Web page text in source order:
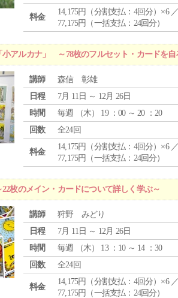
料金
14,175円（分割支払：4回分）×6
77,175円（一括支払：24回分）
アルカナ」 ～78枚のフルセット・カードを自
講師
森信 彰雄
日程
7月 11日 ～ 12月 26日
時間
毎週 （木） 19 ：00 ～ 20 ：20
回数
全24回
料金
14,175円（分割支払：4回分）×6
77,175円（一括支払：24回分）
枚のメイン・カードについて詳しく学ぶ～
講師
狩野 みどり
日程
7月 11日 ～ 12月 26日
時間
毎週 （木） 13 ：10 ～ 14 ：30
回数
全24回
料金
14,175円（分割支払：4回分）×6
77,175円（一括支払：24回分）